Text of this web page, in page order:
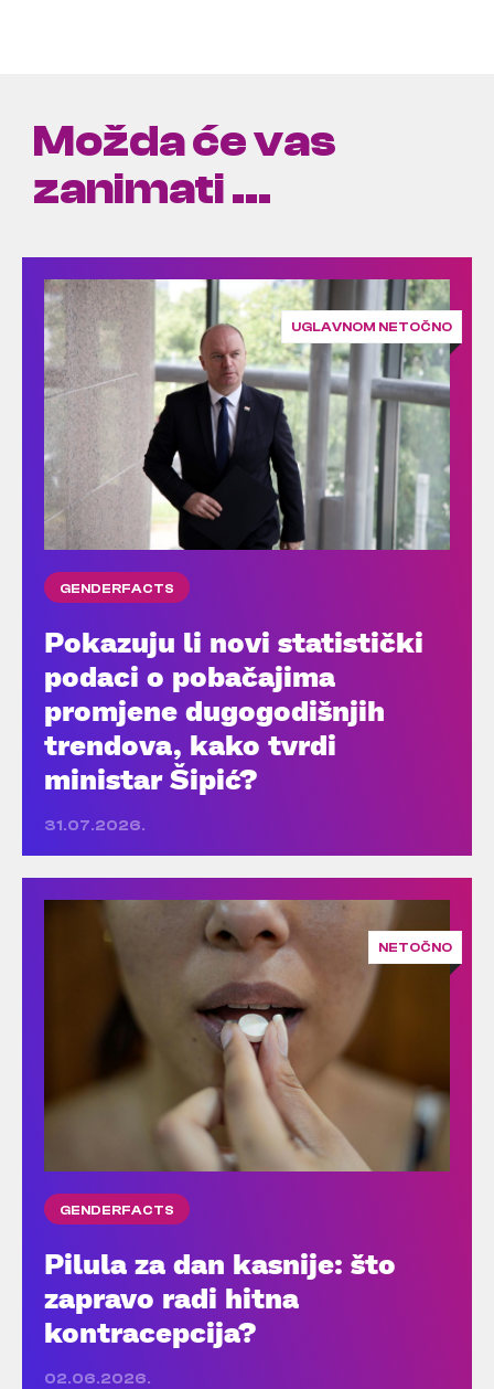
Možda će vas
zanimati ...
UGLAVNOM NETOČNO
GENDERFACTS
Pokazuju li novi statistički
podaci o pobačajima
promjene dugogodišnjih
trendova, kako tvrdi
ministar Šipić?
31.07.2026.
NETOČNO
GENDERFACTS
Pilula za dan kasnije: što
zapravo radi hitna
kontracepcija?
02.06.2026.